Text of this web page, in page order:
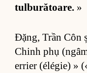
tul­bu­ră­toa­re. »
Đặng, Trần Côn
Chinh phụ
er­rier (élégie) »